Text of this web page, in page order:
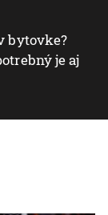
bytovke?
je aj